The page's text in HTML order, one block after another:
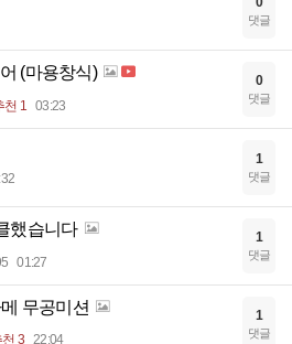
댓글
(마용창식)
천 1 03:23
0
댓글
1
댓글
했습니다
01:27
1
댓글
무공미션
천 3 22:04
1
댓글